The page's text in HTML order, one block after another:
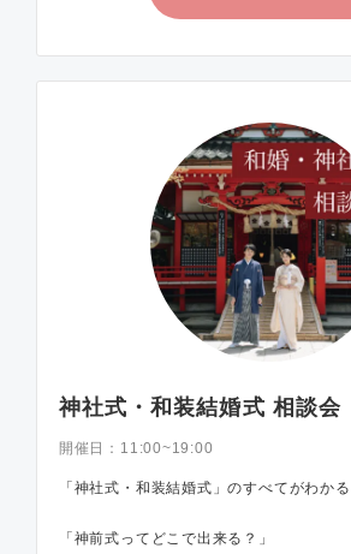
神社式・和装結婚式 相談会
開催日： 11:00~19:00
「神社式・和装結婚式」のすべてがわかる
「神前式ってどこで出来る？」